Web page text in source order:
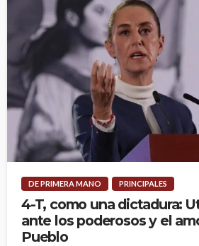
DE PRIMERA MANO PRINCIPALES
4-T, como una dictadura:
ante los poderosos y el
Pueblo